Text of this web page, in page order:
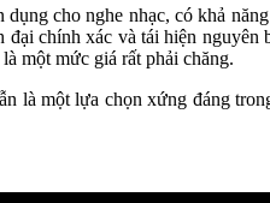
cho nghe nhạc, có khả
chính xác và tái hiện
một mức giá rất phải chăng.
là một lựa chọn xứng đáng